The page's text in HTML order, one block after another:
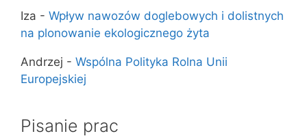
Iza - Wpływ nawozów doglebowych i dolistnych
na plonowanie ekologicznego żyta
Andrzej - Wspólna Polityka Rolna Unii
Europejskiej
Pisanie prac